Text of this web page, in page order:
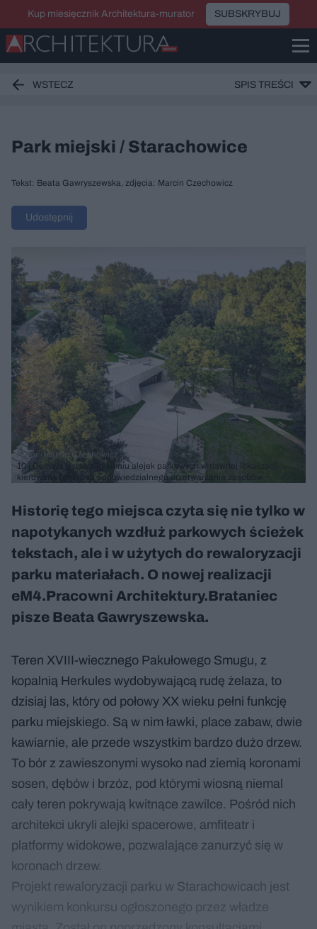
Kup miesięcznik Architektura-murator SUBSKRYBUJ
WSTECZ SPIS TREŚCI
Park miejski / Starachowice
Tekst: Beata Gawryszewska, zdjęcia: Marcin Czechowicz
Udostępnij
Autor: Marcin Czechowicz
10 | Decyzja o pozostawieniu alejek parkowych w dawnej lokalizacji
kierowana była ideą odpowiedzialnego przetwarzania zasobów
Historię tego miejsca czyta się nie tylko w
napotykanych wzdłuż parkowych ścieżek
tekstach, ale i w użytych do rewaloryzacji
parku materiałach. O nowej realizacji
eM4.Pracowni Architektury.Brataniec
pisze Beata Gawryszewska.
Teren XVIII-wiecznego Pakułowego Smugu, z
kopalnią Herkules wydobywającą rudę żelaza, to
dzisiaj las, który od połowy XX wieku pełni funkcję
parku miejskiego. Są w nim ławki, place zabaw, dwie
kawiarnie, ale przede wszystkim bardzo dużo drzew.
To bór z zawieszonymi wysoko nad ziemią koronami
sosen, dębów i brzóz, pod którymi wiosną niemal
cały teren pokrywają kwitnące zawilce. Pośród nich
architekci ukryli alejki spacerowe, amfiteatr i
platformy widokowe, pozwalające zanurzyć się w
koronach drzew.
Projekt rewaloryzacji parku w Starachowicach jest
wynikiem konkursu ogłoszonego przez władze